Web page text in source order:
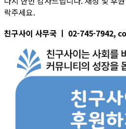
락주세요.
친구사이 사무국 ㅣ 02-745-